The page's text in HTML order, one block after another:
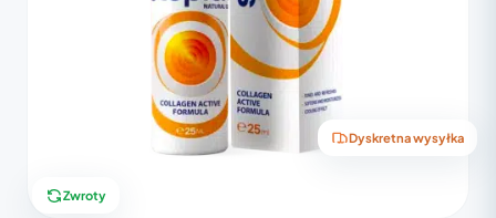
Dyskretna wysyłka
Zwroty